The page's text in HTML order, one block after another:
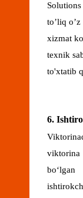
to’liq
xizmat
texnik
to'xtatib
6.
viktorina